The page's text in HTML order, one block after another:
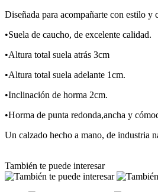
Diseñada para acompañarte con estilo
•Suela de caucho, de excelente calidad.
•Altura total suela atrás 3cm
•Altura total suela adelante 1cm.
•Inclinación de horma 2cm.
•Horma de punta redonda,ancha y
Un calzado hecho a mano, de industria
También te puede interesar